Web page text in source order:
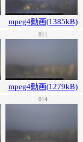
mpeg4動画(1385kB)
011
mpeg4動画(1279kB)
014